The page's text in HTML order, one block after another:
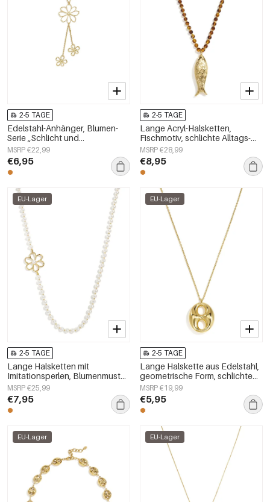
2-5 TAGE
Edelstahl-Anhänger, Blumen-
Serie „Schlicht und
alltagstauglich“,
Damenschmuck
MSRP €22,99
€6,95
2-5 TAGE
Lange Acryl-Halsketten,
Fischmotiv, schlichte Alltags-
Serie, Damenschmuck
MSRP €28,99
€8,95
EU-Lager
2-5 TAGE
Lange Halsketten mit
Imitationsperlen, Blumenmuster,
schlichte und elegante
Damenschmuckserie
MSRP €25,99
€7,95
EU-Lager
2-5 TAGE
Lange Halskette aus Edelstahl,
geometrische Form, schlichte
Alltags-Serie, Damenschmuck
MSRP €19,99
€5,95
EU-Lager EU-Lager